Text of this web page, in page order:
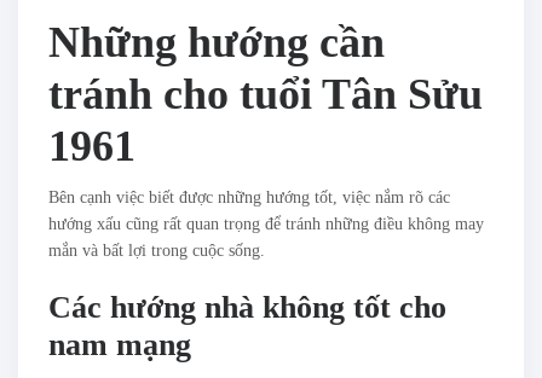
Những hướng cần
tránh cho tuổi Tân Sửu
1961
Bên cạnh việc biết được những hướng tốt, việc nắm rõ các
hướng xấu cũng rất quan trọng để tránh những điều không may
mắn và bất lợi trong cuộc sống.
Các hướng nhà không tốt cho
nam mạng